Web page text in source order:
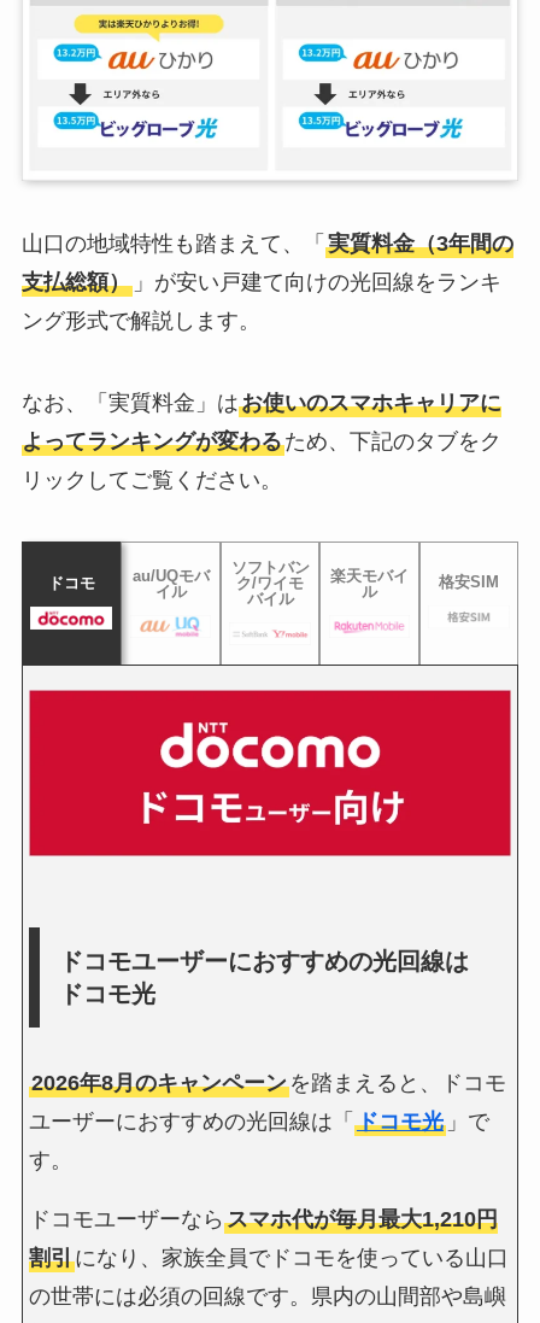
山口の地域特性も踏まえて、「 実質料金（3年間の
支払総額）」が安い戸建て向けの光回線をランキ
ング形式で解説します。
なお、「実質料金」はお使いのスマホキャリアに
よってランキングが変わるため、下記のタブをク
リックしてご覧ください。
ドコモ
au/UQモバ
イル
ソフトバン
ク/ワイモ
バイル
楽天モバイ
ル
格安SIM
ドコモユーザーにおすすめの光回線は
ドコモ光
2026年8月のキャンペーンを踏まえると、ドコモ
ユーザーにおすすめの光回線は「 ドコモ光」で
す。
ドコモユーザーなら スマホ代が毎月最大1,210円
割引になり、家族全員でドコモを使っている山口
の世帯には必須の回線です。県内の山間部や島嶼